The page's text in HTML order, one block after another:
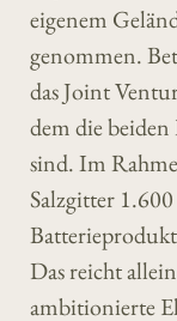
eigenem
genommen.
das Joint
dem die
sind. Im
Salzgitter
Das reicht
ambitionierte